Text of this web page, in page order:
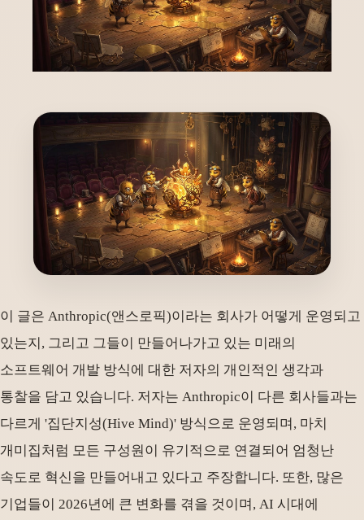
이 글은 Anthropic(앤스로픽)이라는 회사가 어떻게 운영되고
있는지, 그리고 그들이 만들어나가고 있는 미래의
소프트웨어 개발 방식에 대한 저자의 개인적인 생각과
통찰을 담고 있습니다. 저자는 Anthropic이 다른 회사들과는
다르게 '집단지성(Hive Mind)' 방식으로 운영되며, 마치
개미집처럼 모든 구성원이 유기적으로 연결되어 엄청난
속도로 혁신을 만들어내고 있다고 주장합니다. 또한, 많은
기업들이 2026년에 큰 변화를 겪을 것이며, AI 시대에